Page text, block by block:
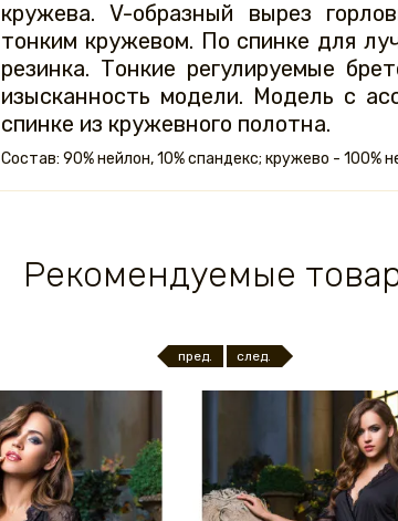
кружева. V-образный вырез
тонким кружевом. По спинке для
резинка. Тонкие регулируемые
изысканность модели. Модель с
спинке из кружевного полотна.
Состав: 90% нейлон, 10% спандекс; кружево - 100%
Рекомендуемые
пред. след.